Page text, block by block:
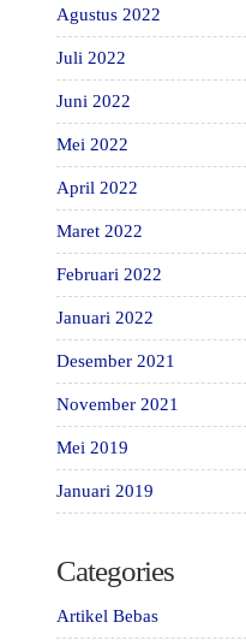
Agustus 2022
Juli 2022
Juni 2022
Mei 2022
April 2022
Maret 2022
Februari 2022
Januari 2022
Desember 2021
November 2021
Mei 2019
Januari 2019
Categories
Artikel Bebas